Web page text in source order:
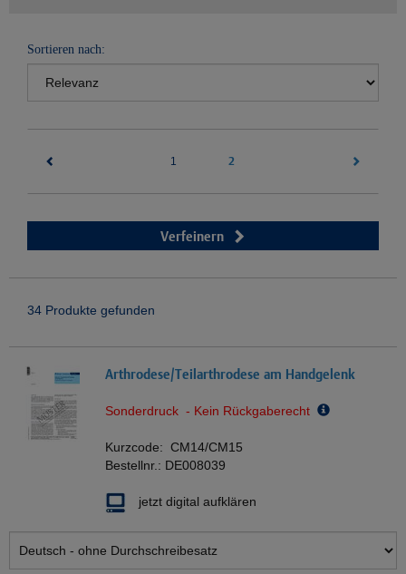
Sortieren nach:
1 2
Verfeinern
34 Produkte gefunden
Arthrodese/Teilarthrodese am Handgelenk
Sonderdruck - Kein Rückgaberecht
Kurzcode: CM14/CM15
Bestellnr.: DE008039
jetzt digital aufklären